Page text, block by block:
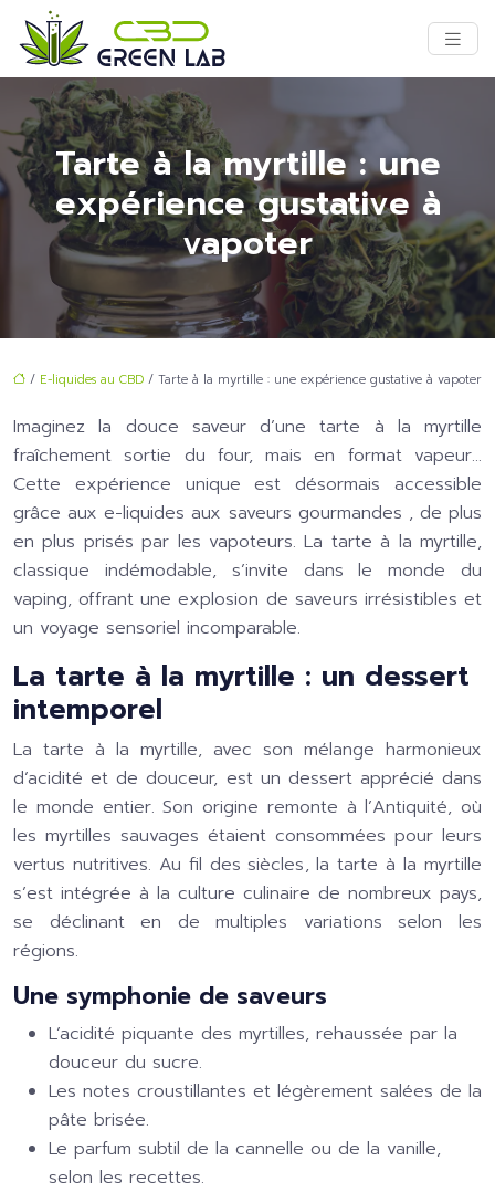
Tarte à la myrtille : une
expérience gustative à
vapoter
/ E-liquides au CBD / Tarte à la myrtille : une expérience gustative à vapoter
Imaginez la douce saveur d’une tarte à la myrtille
fraîchement sortie du four, mais en format vapeur…
Cette expérience unique est désormais accessible
grâce auxe-liquides aux saveurs gourmandes , de plus
en plus prisés par les vapoteurs. La tarte à la myrtille,
classique indémodable, s’invite dans le monde du
vaping, offrant une explosion de saveurs irrésistibles et
un voyage sensoriel incomparable.
La tarte à la myrtille : un dessert
intemporel
La tarte à la myrtille, avec son mélange harmonieux
d’acidité et de douceur, est un dessert apprécié dans
le monde entier. Son origine remonte à l’Antiquité, où
les myrtilles sauvages étaient consommées pour leurs
vertus nutritives. Au fil des siècles, la tarte à la myrtille
s’est intégrée à la culture culinaire de nombreux pays,
se déclinant en de multiples variations selon les
régions.
Une symphonie de saveurs
L’acidité piquante des myrtilles, rehaussée par la
douceur du sucre.
Les notes croustillantes et légèrement salées de la
pâte brisée.
Le parfum subtil de la cannelle ou de la vanille,
selon les recettes.